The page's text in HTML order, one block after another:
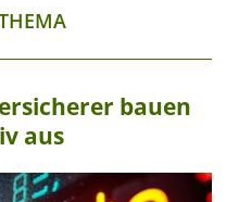
bauen
aus